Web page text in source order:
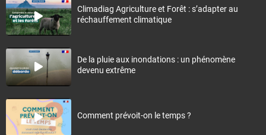
Climadiag Agriculture et Forêt : s’adapter au
réchauffement climatique
De la pluie aux inondations : un phénomène
devenu extrême
Comment prévoit-on le temps ?